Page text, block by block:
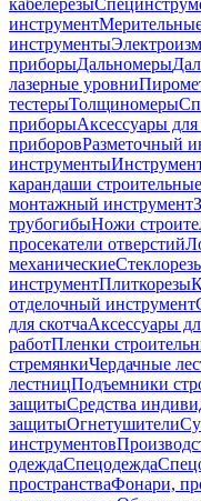
кабелерезы
инструмент
инструменты
приборыДальномеры
лазерные уровни
тестерыТолщиномеры
приборыАксессуары
приборовРазметочный
инструменты
карандаши строительные
монтажный инструмент
трубогибыНожи
просекатели отверстий
механические
инструментПлиткорезы
отделочный инструмент
для скотчаАксессуары
работПленки
стремянкиЧердачные
лестницПодъемники
защитыСредства
защитыОгнетушители
инструментов
одеждаСпецодежда
пространстваФонари,